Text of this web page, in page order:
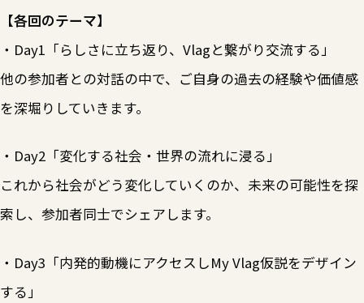
【各回のテーマ】
・Day1「らしさに立ち返り、Vlagと繋がり交流する」
他の参加者との対話の中で、ご自身の過去の経験や価値感
を深堀りしていきます。
・Day2「変化する社会・世界の流れに浸る」
これから社会がどう変化していくのか、未来の可能性を探
索し、参加者同士でシェアします。
・Day3「内発的動機にアクセスしMy Vlag仮説をデザイン
する」